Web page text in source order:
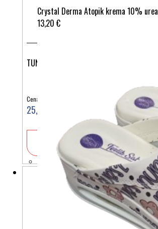
Crystal Derma Atopik krema 10% urea
13,20 €
TUNIKA TURKIZ KUŽKI 535
Cena:
25,90 €
V košarico